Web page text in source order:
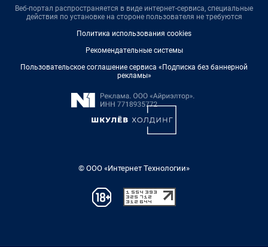
Веб-портал распространяется в виде интернет-сервиса, специальные
действия по установке на стороне пользователя не требуются
Политика использования cookies
Рекомендательные системы
Пользовательское соглашение сервиса «Подписка без баннерной
рекламы»
© ООО «Интернет Технологии»